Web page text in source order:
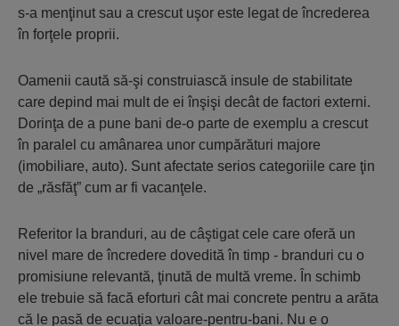
s-a menţinut sau a crescut uşor este legat de încrederea
în forţele proprii.
Oamenii caută să-şi construiască insule de stabilitate
care depind mai mult de ei înşişi decât de factori externi.
Dorinţa de a pune bani de-o parte de exemplu a crescut
în paralel cu amânarea unor cumpărături majore
(imobiliare, auto). Sunt afectate serios categoriile care ţin
de „răsfăţ” cum ar fi vacanţele.
Referitor la branduri, au de câştigat cele care oferă un
nivel mare de încredere dovedită în timp - branduri cu o
promisiune relevantă, ţinută de multă vreme. În schimb
ele trebuie să facă eforturi cât mai concrete pentru a arăta
că le pasă de ecuaţia valoare-pentru-bani. Nu e o